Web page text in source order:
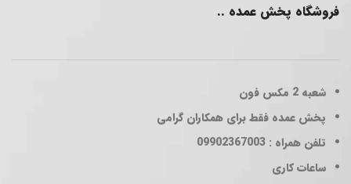
فروشگاه پخش عمده ..
شعبه 2
مکس فون
پخش عمده فقط برای همکاران گرامی
تلفن همراه : 09902367003
ساعات کاری